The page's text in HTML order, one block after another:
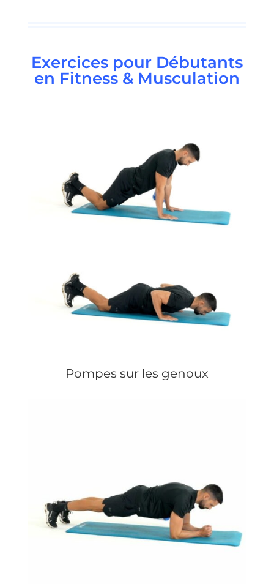
Exercices pour Débutants
en Fitness & Musculation
Pompes sur les genoux